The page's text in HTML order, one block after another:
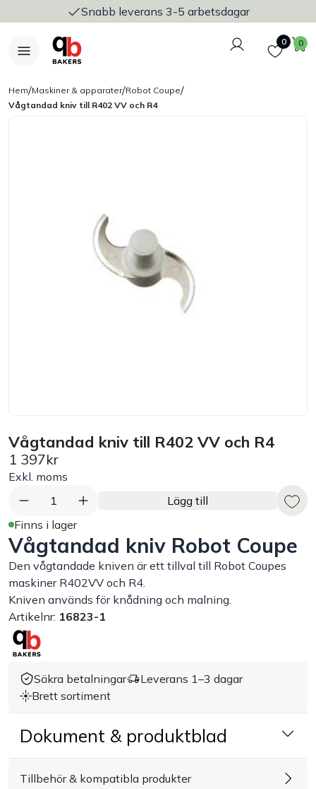
Snabb leverans 3-5 arbetsdagar
Logga in
Favoriter
0 0
Bageriplåtar & bakformar
Stickvagnar & transport
Exponering & servering
Städutrustning
Arbetskläder
Plåtbyte
Monin
Handla efter bransch
Varumärken
Outlet
Om Bakers
Hem/Maskiner & apparater/Robot Coupe/
Vågtandad kniv till R402 VV och R4
Vågtandad kniv till R402 VV och R4
1 397kr
Exkl. moms
1
Lägg till
Finns i lager
Vågtandad kniv Robot Coupe
Den vågtandade kniven är ett tillval till Robot Coupes
maskiner R402VV och R4.
Kniven används för knådning och malning.
Artikelnr: 16823-1
Säkra betalningar
Leverans 1–3 dagar
Brett sortiment
Dokument & produktblad
Tillbehör & kompatibla produkter